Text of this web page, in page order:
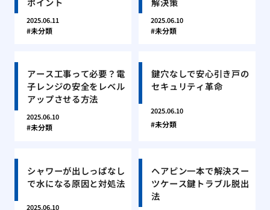
2025.06.11
未分類
2025.06.10
未分類
アース工事って必要？電
子レンジの安全をレベル
アップさせる方法
2025.06.10
未分類
鍵穴なしで安心引き戸の
セキュリティ革命
2025.06.10
未分類
シャワーが出しっぱなし
で水になる原因と対処法
2025.06.10
ヘアピン一本で解決スー
ツケース鍵トラブル脱出
法